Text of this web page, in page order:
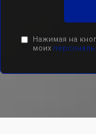
Нажимая на
моих